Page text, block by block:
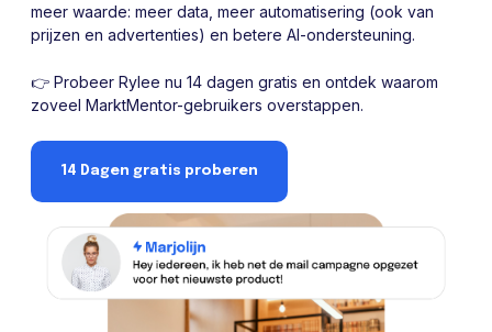
meer waarde: meer data, meer automatisering (ook van
prijzen en advertenties) en betere AI-ondersteuning.
👉 Probeer Rylee nu 14 dagen gratis en ontdek waarom
zoveel MarktMentor-gebruikers overstappen.
14 Dagen gratis proberen